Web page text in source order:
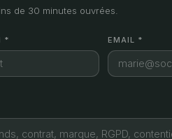
de 30 minutes ouvrées.
* EMAIL *